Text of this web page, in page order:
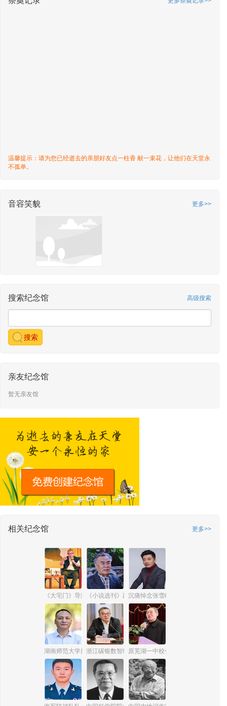
温馨提示：请为您已经逝去的亲朋好友点一柱香 献一束花，让他们在天堂永
不孤单。
音容笑貌 更多>>
搜索纪念馆 高级搜索
搜索
亲友纪念馆
暂无亲友馆
相关纪念馆 更多>>
《大宅门》导演郭宝昌《小说选刊》副主编、原总编辑冯立三
沉痛悼念张雪峰先生
湖南师范大学历史文化学院教授、博导李健胜
浙江碳银数智绿能科技有限公司董事长俞兆洪
原芜湖一中校长梅博群